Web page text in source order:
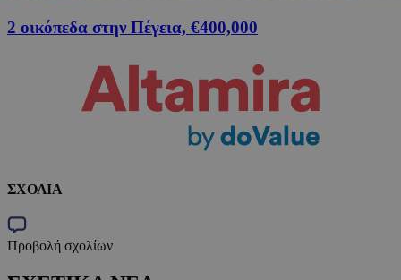
2 οικόπεδα στην Πέγεια, €400,000
ΣΧΟΛΙΑ
Προβολή σχολίων